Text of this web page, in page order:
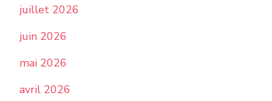
juillet 2026
juin 2026
mai 2026
avril 2026